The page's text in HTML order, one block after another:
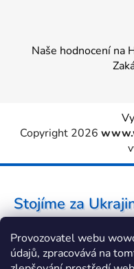
Provozovatel webu
údajů, zpracovává na
Naše hodnocení na
Copyright 2026
Stojíme za
Jak a čím